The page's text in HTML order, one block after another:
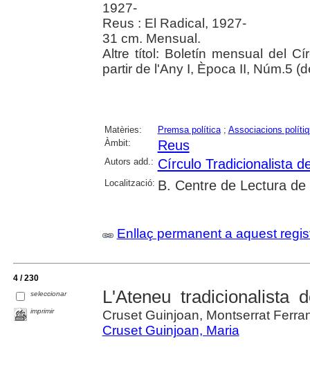
1927-
Reus : El Radical, 1927-
31 cm. Mensual.
Altre títol: Boletín mensual del
partir de l'Any I, Època II, Núm.5
Matèries: Premsa política; Associacions
Àmbit:
Reus
Autors add.: Círculo Tradicionalista
Localització: B. Centre de Lectura de
Enllaç permanent a aquest
4 / 230
seleccionar
imprimir
L'Ateneu tradicionalista
Cruset Guinjoan, Montserrat
Cruset Guinjoan, Maria